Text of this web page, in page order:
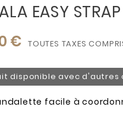
EASY STRAP
€ TOUTES TAXES
disponible avec d'autres
facile à